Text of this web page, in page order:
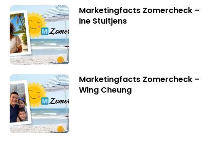
Marketingfacts Zomercheck –
Ine Stultjens
Marketingfacts Zomercheck –
Wing Cheung